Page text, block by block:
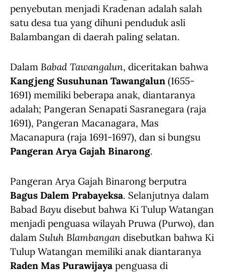
penyebutan menjadi Kradenan adalah salah
satu desa tua yang dihuni penduduk asli
Balambangan di daerah paling selatan.
Dalam Babad Tawangalun, diceritakan bahwa
Kangjeng Susuhunan Tawangalun (1655-
1691) memiliki beberapa anak, diantaranya
adalah; Pangeran Senapati Sasranegara (raja
1691), Pangeran Macanagara, Mas
Macanapura (raja 1691-1697), dan si bungsu
Pangeran Arya Gajah Binarong.
Pangeran Arya Gajah Binarong berputra
Bagus Dalem Prabayeksa. Selanjutnya dalam
Babad Bayu disebut bahwa Ki Tulup Watangan
menjadi penguasa wilayah Pruwa (Purwo), dan
dalam Suluh Blambangan disebutkan bahwa Ki
Tulup Watangan memiliki anak diantaranya
Raden Mas Purawijaya penguasa di